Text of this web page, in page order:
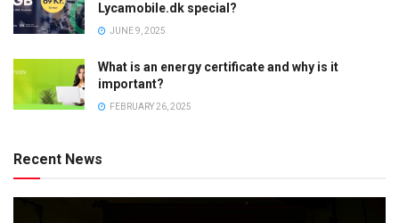
Lycamobile.dk special?
JUNE 9, 2025
What is an energy certificate and why is it
important?
FEBRUARY 26, 2025
Recent News